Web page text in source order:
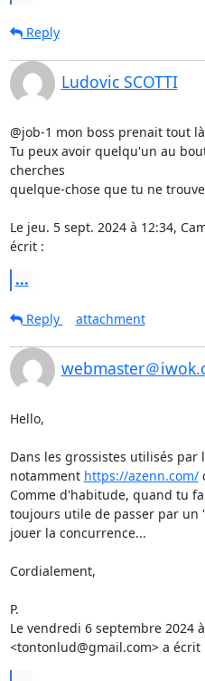
Reply
Ludovic SCOTTI
@job-1 mon boss prenait tout
Tu peux avoir quelqu'un au
cherches
quelque-chose que tu ne
Le jeu. 5 sept. 2024 à 12:34,
écrit :
...
Reply
attachment
webmaster＠
Hello,
Dans les grossistes utilisés
notamment https://azenn.com/
Comme d'habitude, quand tu
toujours utile de passer par un
jouer la concurrence...
Cordialement,
P.
Le vendredi 6 septembre 2024
<tontonlud@gmail.com> a écrit